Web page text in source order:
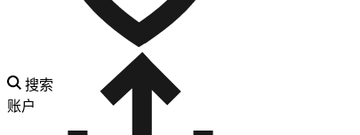
搜索
账户